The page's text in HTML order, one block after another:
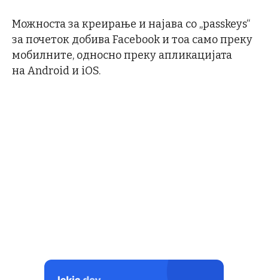
Можноста за креирање и најава со „passkeys“
за почеток добива Facebook и тоа само преку
мобилните, односно преку апликацијата
на Android и iOS.